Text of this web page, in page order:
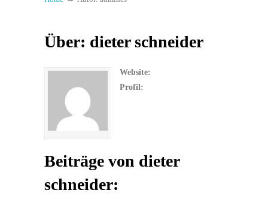
Über: dieter schneider
Website:
Profil:
Beiträge von dieter
schneider: